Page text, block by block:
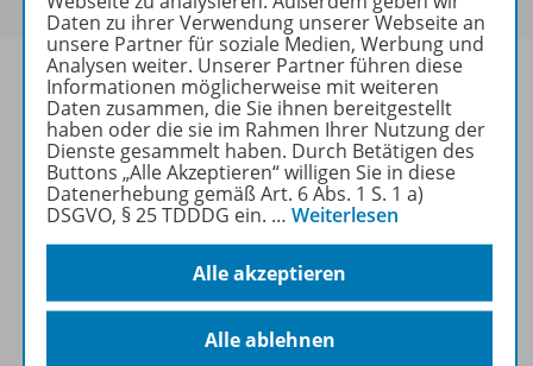
Informationen
Weitere Inhalte der Ausgabe
Daten zu ihrer Verwendung unserer Webseite an
unsere Partner für soziale Medien, Werbung und
Analysen weiter. Unserer Partner führen diese
Informationen möglicherweise mit weiteren
Daten zusammen, die Sie ihnen bereitgestellt
haben oder die sie im Rahmen Ihrer Nutzung der
Dienste gesammelt haben. Durch Betätigen des
Buttons „Alle Akzeptieren“ willigen Sie in diese
Datenerhebung gemäß Art. 6 Abs. 1 S. 1 a)
DSGVO, § 25 TDDDG ein. … Weiterlesen
Alle akzeptieren
Alle ablehnen